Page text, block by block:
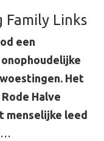
Family Links
een
Het
Halve
menselijke leed